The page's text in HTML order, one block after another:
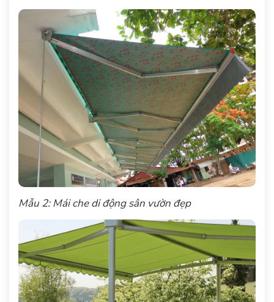
Mẫu 2: Mái che di động sân vườn đẹp